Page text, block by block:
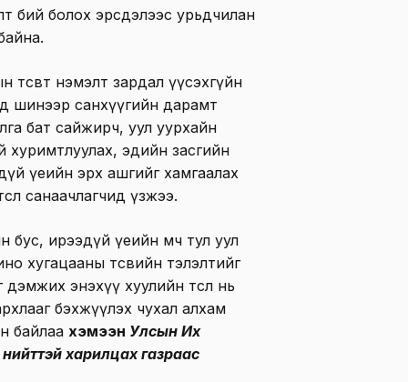
бий болох эрсдэлээс урьдчилан
төсөвт нэмэлт зардал үүсэхгүйн
шинээр санхүүгийн дарамт
бат сайжирч, уул уурхайн
хуримтлуулах, эдийн засгийн
үеийн эрх ашгийг хамгаалах
санаачлагчид үзжээ.
бус, ирээдүй үеийн өмч тул уул
хугацааны төсвийн тэлэлтийг
энэхүү хуулийн төсөл нь
бэхжүүлэх чухал алхам
байлаа хэмээн Улсын Их
харилцах газраас